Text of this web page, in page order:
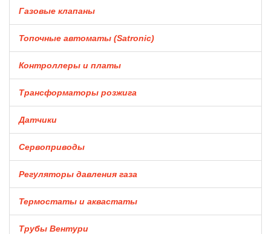
Газовые клапаны
Топочные автоматы (Satronic)
Контроллеры и платы
Трансформаторы розжига
Датчики
Сервоприводы
Регуляторы давления газа
Термостаты и аквастаты
Трубы Вентури